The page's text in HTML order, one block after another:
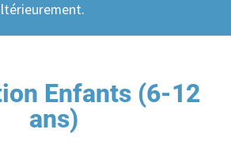
Enfants (6-12
ans)